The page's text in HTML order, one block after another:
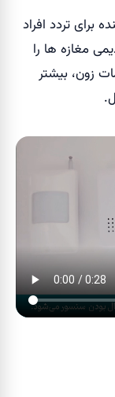
برای تردد افراد
مغازه ها را
زون، بیشتر